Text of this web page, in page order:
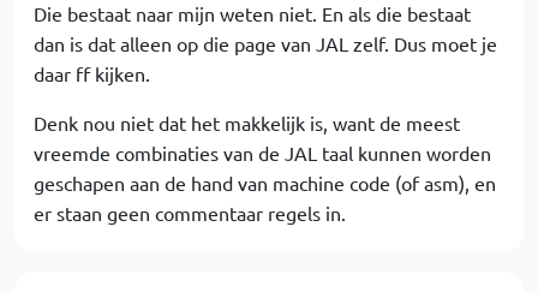
Die bestaat naar mijn weten niet. En als die bestaat
dan is dat alleen op die page van JAL zelf. Dus moet je
daar ff kijken.
Denk nou niet dat het makkelijk is, want de meest
vreemde combinaties van de JAL taal kunnen worden
geschapen aan de hand van machine code (of asm), en
er staan geen commentaar regels in.